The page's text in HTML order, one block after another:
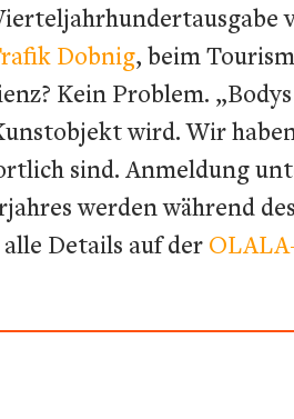
Dobnig, beim
Kein Problem.
wird. Wir
sind. Anmeldung
werden während
Details auf der